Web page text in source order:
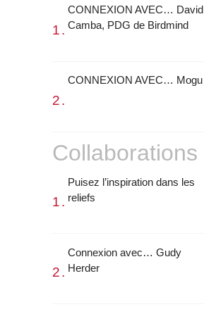
CONNEXION AVEC… David
Camba, PDG de Birdmind
CONNEXION AVEC… Mogu
Collaborations
Puisez l’inspiration dans les
reliefs
Connexion avec… Gudy
Herder